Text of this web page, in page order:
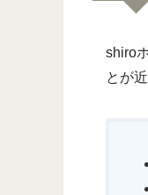
shiro
とが